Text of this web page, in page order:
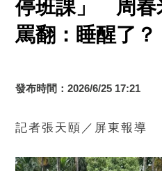
停班課」 周春
罵翻：睡醒了？
發布時間：2026/6/25 17:21
記者張天頤／屏東報導